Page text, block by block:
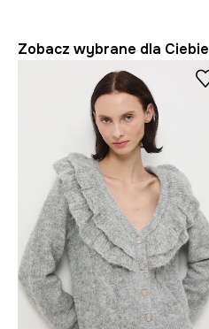
Zobacz wybrane dla Ciebie